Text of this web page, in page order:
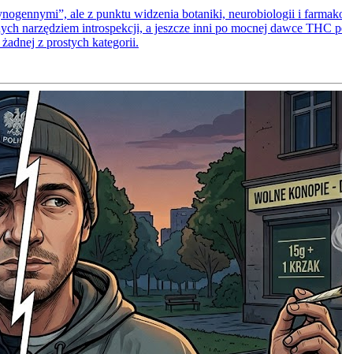
ale z punktu widzenia botaniki, neurobiologii i
narzędziem introspekcji, a jeszcze inni po mocnej dawce THC
z prostych kategorii.